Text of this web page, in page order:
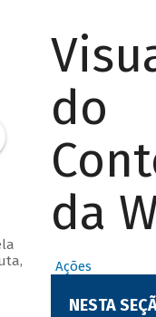
do
da
Ações
NESTA